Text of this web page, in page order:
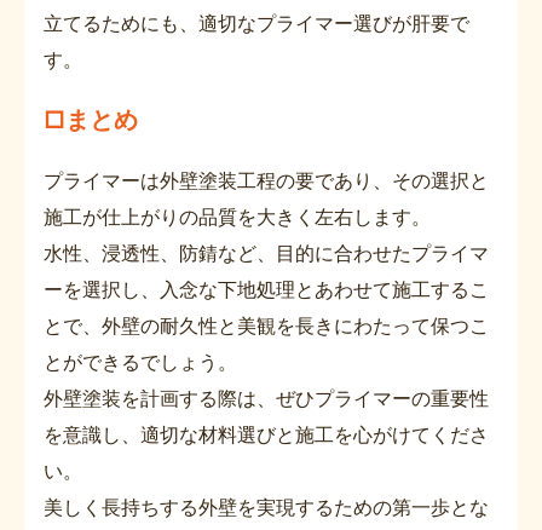
立てるためにも、適切なプライマー選びが肝要で
す。
□まとめ
プライマーは外壁塗装工程の要であり、その選択と
施工が仕上がりの品質を大きく左右します。
水性、浸透性、防錆など、目的に合わせたプライマ
ーを選択し、入念な下地処理とあわせて施工するこ
とで、外壁の耐久性と美観を長きにわたって保つこ
とができるでしょう。
外壁塗装を計画する際は、ぜひプライマーの重要性
を意識し、適切な材料選びと施工を心がけてくださ
い。
美しく長持ちする外壁を実現するための第一歩とな